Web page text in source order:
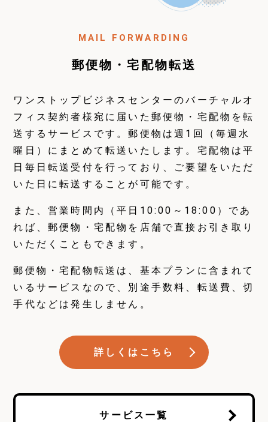
MAIL FORWARDING
郵便物・宅配物転送
ワンストップビジネスセンターのバーチャルオ
フィス契約者様宛に届いた郵便物・宅配物を転
送するサービスです。郵便物は週1回（毎週水
曜日）にまとめて転送いたします。宅配物は平
日毎日転送受付を行っており、ご要望をいただ
いた日に転送することが可能です。
また、営業時間内（平日10:00～18:00）であ
れば、郵便物・宅配物を店舗で直接お引き取り
いただくこともできます。
郵便物・宅配物転送は、基本プランに含まれて
いるサービスなので、別途手数料、転送費、切
手代などは発生しません。
詳しくはこちら
サービス一覧